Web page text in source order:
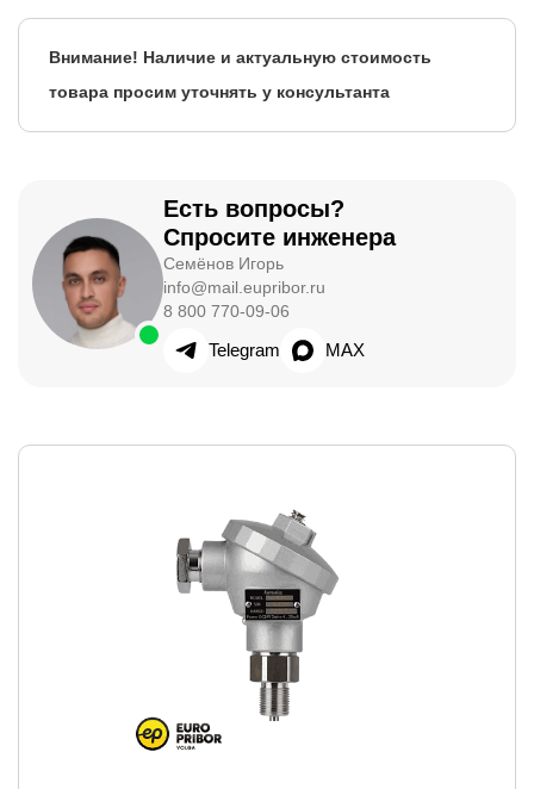
Внимание! Наличие и актуальную стоимость
товара просим уточнять у консультанта
Есть вопросы?
Спросите инженера
Семёнов Игорь
info@mail.eupribor.ru
8 800 770-09-06
Telegram MAX